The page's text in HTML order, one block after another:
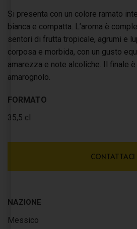
Si presenta con un colore ramato
bianca e compatta. L’aroma è
sentori di frutta tropicale, agrumi e
corposa e morbida, con un gusto
amarezza e note alcoliche. Il finale
amarognolo.
FORMATO
35,5 cl
CONTATTACI
NAZIONE
Messico